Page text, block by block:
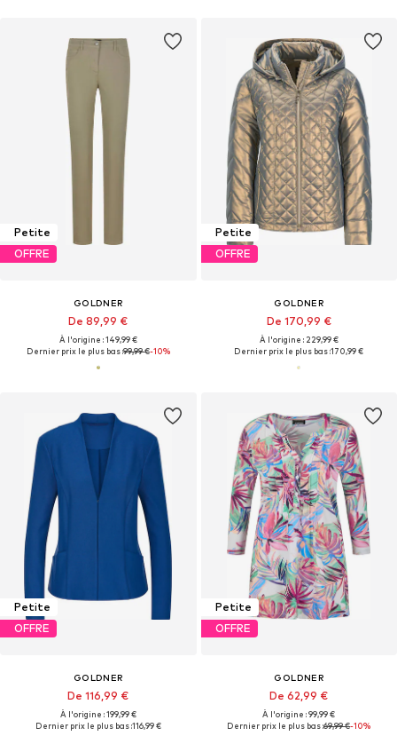
Petite
OFFRE
GOLDNER
De 89,99 €
À l'origine : 149,99 €
Dernier prix le plus bas :99,99 €-10%
Petite
OFFRE
GOLDNER
De 170,99 €
À l'origine : 229,99 €
Dernier prix le plus bas :170,99 €
Petite
OFFRE
GOLDNER
De 116,99 €
À l'origine : 199,99 €
Dernier prix le plus bas :116,99 €
Petite
OFFRE
GOLDNER
De 62,99 €
À l'origine : 99,99 €
Dernier prix le plus bas :69,99 €-10%